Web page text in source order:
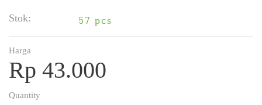
Stok: 57 pcs
Harga
Rp 43.000
Quantity